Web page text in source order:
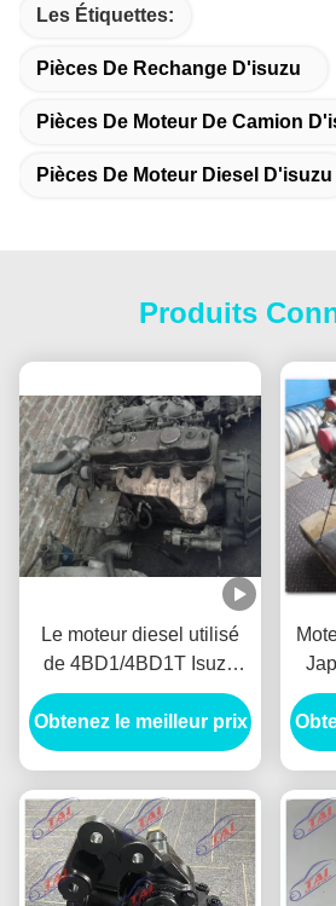
Les Étiquettes:
Pièces De Rechange D'isuzu
Pièces De Moteur De Camion
Pièces De Moteur Diesel D'isuzu
Produits
Le moteur diesel utilisé
de 4BD1/4BD1T Isuzu
partie, Assemblée du
moteur diesel
4JB1/4JB1T
Obtenez le meilleur prix
de